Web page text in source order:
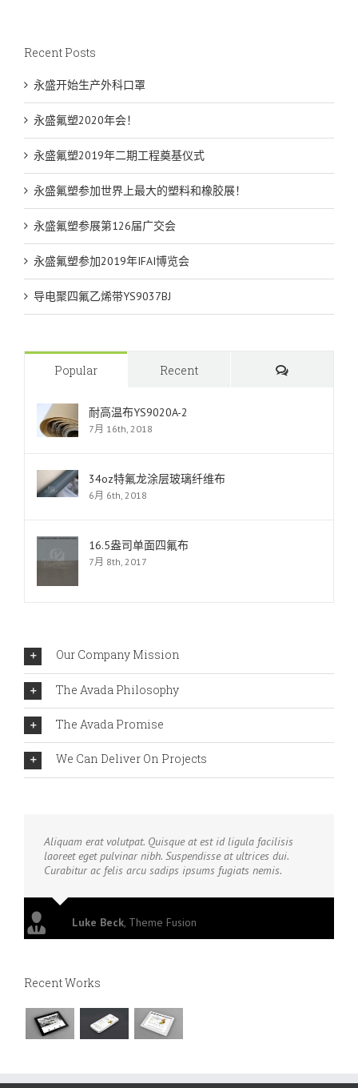
Recent Posts
永盛开始生产外科口罩
永盛氟塑2020年会！
永盛氟塑2019年二期工程奠基仪式
永盛氟塑参加世界上最大的塑料和橡胶展！
永盛氟塑参展第126届广交会
永盛氟塑参加2019年IFAI博览会
导电聚四氟乙烯带YS9037BJ
Popular Recent Comments
耐高温布YS9020A-2
7月 16th, 2018
34oz特氟龙涂层玻璃纤维布
6月 6th, 2018
16.5盎司单面四氟布
7月 8th, 2017
Our Company Mission
The Avada Philosophy
The Avada Promise
We Can Deliver On Projects
Aliquam erat volutpat. Quisque at est id ligula facilisis
laoreet eget pulvinar nibh. Suspendisse at ultrices dui.
Curabitur ac felis arcu sadips ipsums fugiats nemis.
Luke Beck, Theme Fusion
Recent Works